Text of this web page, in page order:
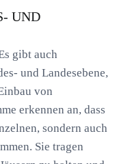
UND
gibt auch
und Landesebene,
von
erkennen an, dass
sondern auch
Sie tragen